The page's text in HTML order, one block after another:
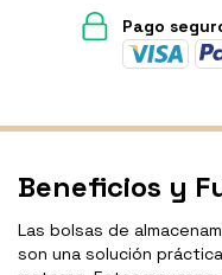
Pago
Beneficios y
Las bolsas de
son una solución